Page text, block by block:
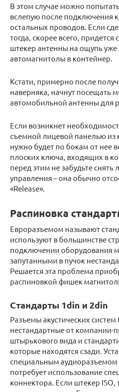
В этом случае можно
вслепую после подключения
остальных проводов. Если
тогда, скорее всего,
штекер антенны на ощупь уже
автомагнитолы в контейнер.
Кстати, примерно после
наверняка, начнут посещать
автомобильной антенны для
Если возникнет
съемной лицевой панелью из
нужно будет по бокам от нее
плоских ключа, входящих в
перед этим не забудьте снять
управления – она обычно
«Release».
Распиновка
Евроразъемом называют
используют в большинстве
подключении оборудования
запутанными в пучок
Решается эта проблема
распиновкой фишек
Стандарты 1din и 2din
Разъемы акустических
нестандартные от компании-
штырькового вида и
которые находятся сзади.
специальным аудиоразъемом
потребует использование
коннектора. Если штекер